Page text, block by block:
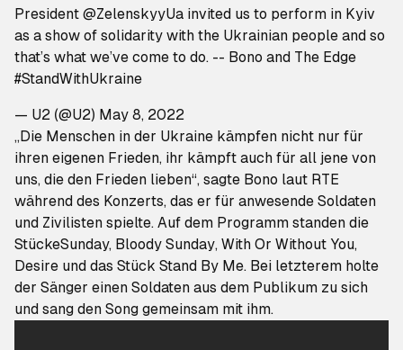
President @ZelenskyyUa invited us to perform in Kyiv
as a show of solidarity with the Ukrainian people and so
that’s what we’ve come to do. -- Bono and The Edge
#StandWithUkraine
— U2 (@U2) May 8, 2022
„Die Menschen in der Ukraine kämpfen nicht nur für
ihren eigenen Frieden, ihr kämpft auch für all jene von
uns, die den Frieden lieben“, sagte Bono laut RTE
während des Konzerts, das er für anwesende Soldaten
und Zivilisten spielte. Auf dem Programm standen die
StückeSunday, Bloody Sunday, With Or Without You,
Desire und das Stück Stand By Me. Bei letzterem holte
der Sänger einen Soldaten aus dem Publikum zu sich
und sang den Song gemeinsam mit ihm.